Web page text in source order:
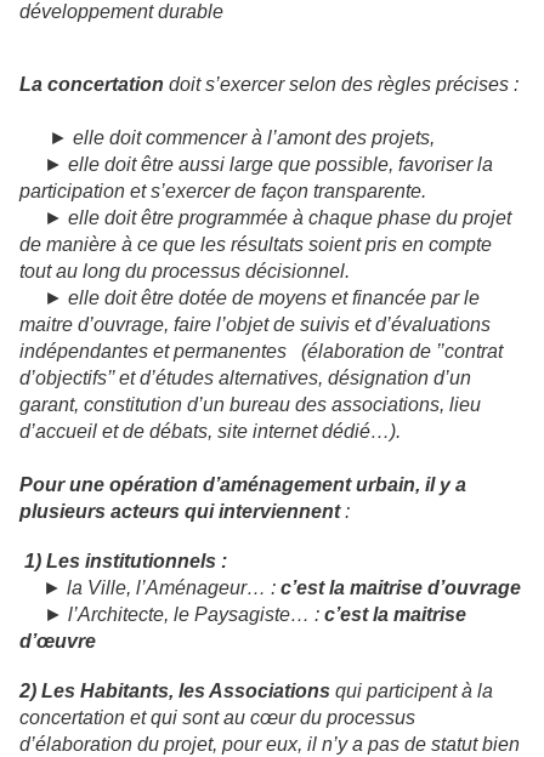
développement durable
La concertation doit s’exercer selon des règles précises :
► elle doit commencer à l’amont des projets,
► elle doit être aussi large que possible, favoriser la
participation et s’exercer de façon transparente.
► elle doit être programmée à chaque phase du projet
de manière à ce que les résultats soient pris en compte
tout au long du processus décisionnel.
► elle doit être dotée de moyens et financée par le
maitre d’ouvrage, faire l’objet de suivis et d’évaluations
indépendantes et permanentes
(élaboration de ’’contrat
d’objectifs’’ et d’études alternatives, désignation d’un
garant, constitution d’un bureau des associations, lieu
d’accueil et de débats, site internet dédié…).
Pour une opération d’aménagement urbain, il y a
plusieurs acteurs qui interviennent:
1) Les institutionnels :
► la Ville, l’Aménageur… : c’est la maitrise d’ouvrage
► l’Architecte, le Paysagiste… : c’est la maitrise
d’œuvre
2) Les Habitants, les Associations qui participent à la
concertation et qui sont au cœur du processus
d’élaboration du projet, pour eux, il n’y a pas de statut bien